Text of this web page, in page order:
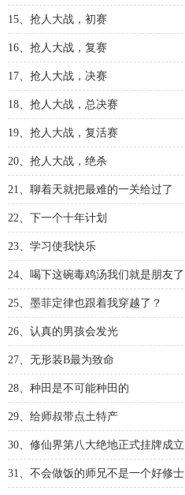
15、抢人大战，初赛
16、抢人大战，复赛
17、抢人大战，决赛
18、抢人大战，总决赛
19、抢人大战，复活赛
20、抢人大战，绝杀
21、聊着天就把最难的一关给过了
22、下一个十年计划
23、学习使我快乐
24、喝下这碗毒鸡汤我们就是朋友了
25、墨菲定律也跟着我穿越了？
26、认真的男孩会发光
27、无形装B最为致命
28、种田是不可能种田的
29、给师叔带点土特产
30、修仙界第八大绝地正式挂牌成立
31、不会做饭的师兄不是一个好修士